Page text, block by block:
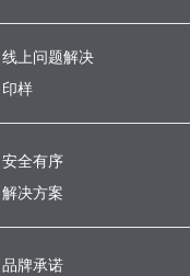
线上问题解决
印样
安全有序
解决方案
品牌承诺